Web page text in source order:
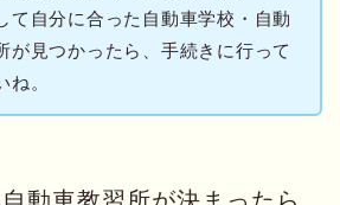
て自分に合った自動車学校・自動
が見つかったら、手続きに行って
ね。